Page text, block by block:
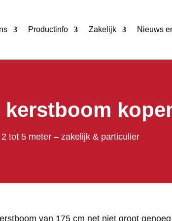
Productinfo Zakelijk Nieuws
kerstboom
tot 5 meter – zakelijk & particulier
van 175 cm net niet groot